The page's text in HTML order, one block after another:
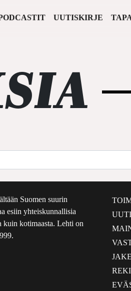
UUTISKIRJE
Suomen suurin
esiin yhteiskunnallisia
kuin kotimaasta. Lehti on